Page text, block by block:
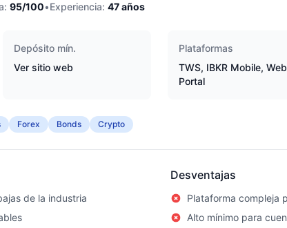
95/100•Experiencia: 47años
Depósito mín.
Ver sitio web
Plataformas
TWS, IBKR Mobile, Web
Portal
Forex Bonds Crypto
de la industria
Desventajas
Plataforma compleja
Alto mínimo para